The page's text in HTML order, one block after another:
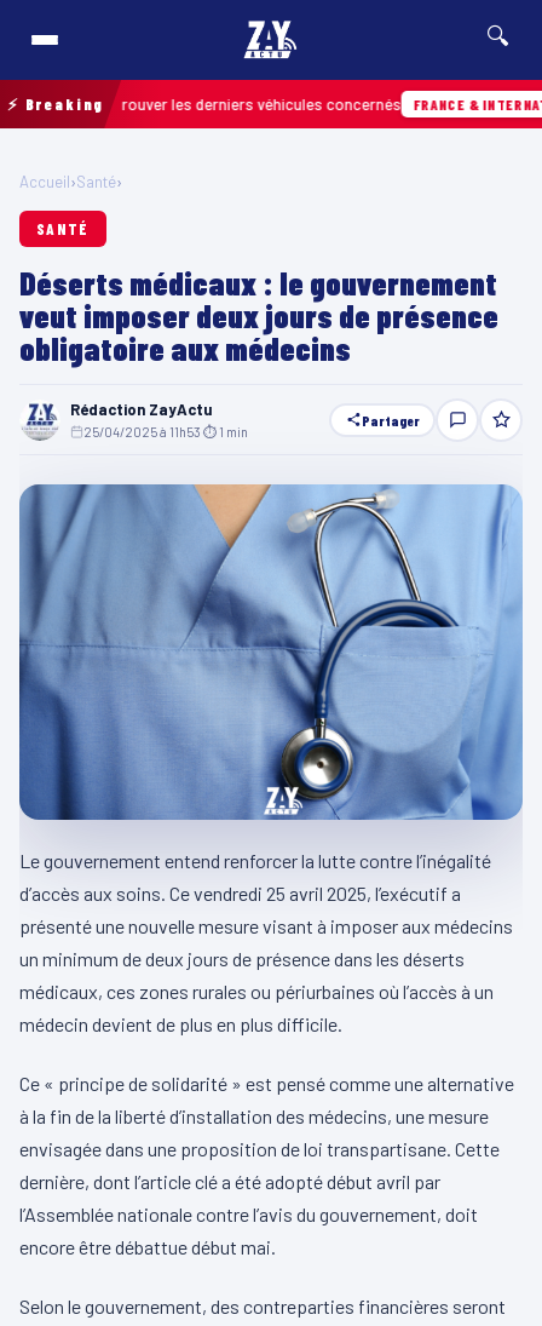
🔍
⚡ Breaking
pour retrouver les derniers véhicules concernés FRANCE & INTERNATIONALE
Accueil›Santé›
SANTÉ
Déserts médicaux : le gouvernement
veut imposer deux jours de présence
obligatoire aux médecins
Rédaction ZayActu
25/04/2025 à 11h53 ⏱ 1 min
Partager
Le gouvernement entend renforcer la lutte contre l’inégalité
d’accès aux soins. Ce vendredi 25 avril 2025, l’exécutif a
présenté une nouvelle mesure visant à imposer aux médecins
un minimum de deux jours de présence dans les déserts
médicaux, ces zones rurales ou périurbaines où l’accès à un
médecin devient de plus en plus difficile.
Ce « principe de solidarité » est pensé comme une alternative
à la fin de la liberté d’installation des médecins, une mesure
envisagée dans une proposition de loi transpartisane. Cette
dernière, dont l’article clé a été adopté début avril par
l’Assemblée nationale contre l’avis du gouvernement, doit
encore être débattue début mai.
Selon le gouvernement, des contreparties financières seront